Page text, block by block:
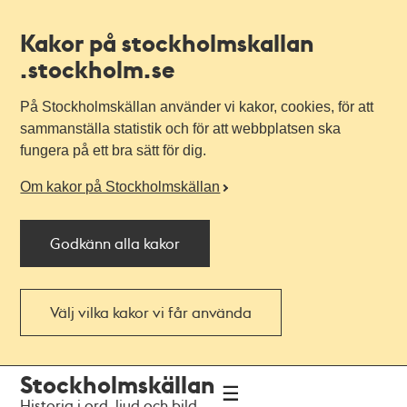
Kakor på stockholmskallan
.stockholm.se
På Stockholmskällan använder vi kakor, cookies, för att
sammanställa statistik och för att webbplatsen ska
fungera på ett bra sätt för dig.
Om kakor på Stockholmskällan
Godkänn alla kakor
Välj vilka kakor vi får använda
navigationen
huvudinnehållet
Stockholmskällan